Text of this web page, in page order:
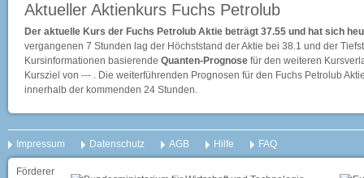
Aktueller Aktienkurs Fuchs Petrolub
Der aktuelle Kurs der Fuchs Petrolub Aktie beträgt 37.55 und hat sich
vergangenen 7 Stunden lag der Höchststand der Aktie bei 38.1 und der
Kursinformationen basierende Quanten-Prognose für den weiteren
Kursziel von --- . Die weiterführenden Prognosen für den Fuchs Petrolub
innerhalb der kommenden 24 Stunden.
Impressum Datenschutz AGB Hilfe FAQ
Förderer